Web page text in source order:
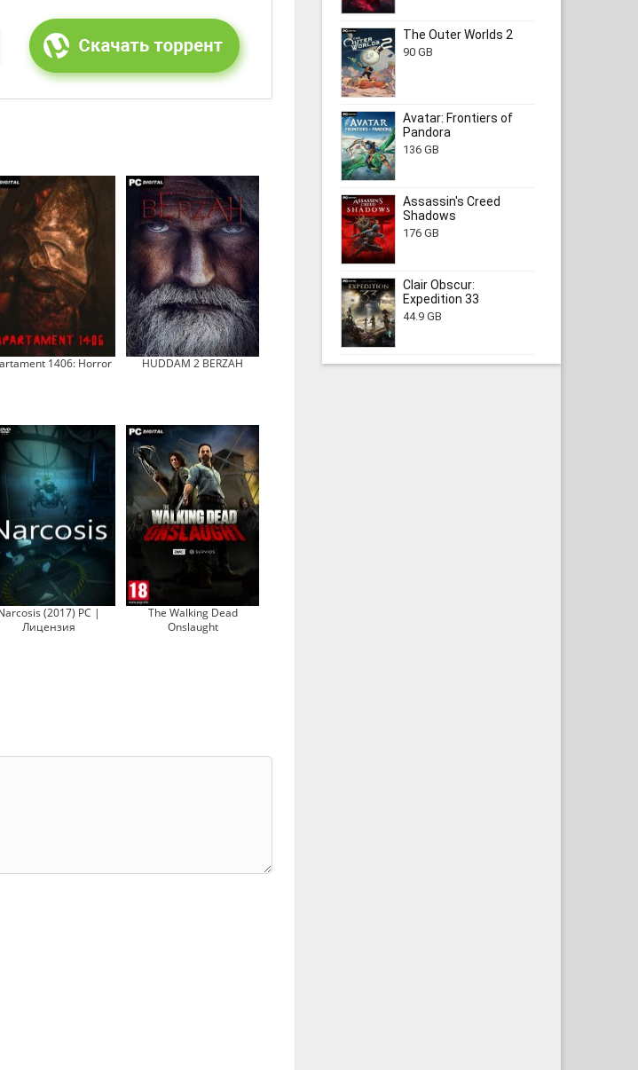
1406: Horror HUDDAM 2 BERZAH
(2017) PC |
Лицензия
The Walking Dead
Onslaught
The Outer Worlds 2
90 GB
Avatar: Frontiers of
Pandora
136 GB
Assassin's Creed
Shadows
176 GB
Clair Obscur:
Expedition 33
44.9 GB